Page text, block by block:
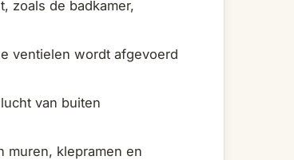
zoals de badkamer,
ventielen wordt afgevoerd
van buiten
muren, klepramen en